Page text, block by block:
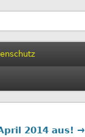
2014 aus! →